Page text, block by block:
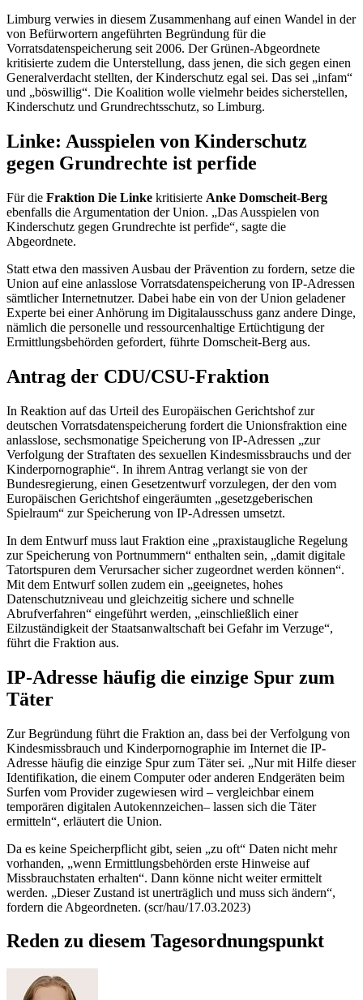
Limburg verwies in diesem Zusammenhang auf einen Wandel in der
von Befürwortern angeführten Begründung für die
Vorratsdatenspeicherung seit 2006. Der Grünen-Abgeordnete
kritisierte zudem die Unterstellung, dass jenen, die sich gegen einen
Generalverdacht stellten, der Kinderschutz egal sei. Das sei „infam“
und „böswillig“. Die Koalition wolle vielmehr beides sicherstellen,
Kinderschutz und Grundrechtsschutz, so Limburg.
Linke: Ausspielen von Kinderschutz
gegen Grundrechte ist perfide
Für die Fraktion Die Linke kritisierte Anke Domscheit-Berg
ebenfalls die Argumentation der Union. „Das Ausspielen von
Kinderschutz gegen Grundrechte ist perfide“, sagte die
Abgeordnete.
Statt etwa den massiven Ausbau der Prävention zu fordern, setze die
Union auf eine anlasslose Vorratsdatenspeicherung von IP-Adressen
sämtlicher Internetnutzer. Dabei habe ein von der Union geladener
Experte bei einer Anhörung im Digitalausschuss ganz andere Dinge,
nämlich die personelle und ressourcenhaltige Ertüchtigung der
Ermittlungsbehörden gefordert, führte Domscheit-Berg aus.
Antrag der CDU/CSU-Fraktion
In Reaktion auf das Urteil des Europäischen Gerichtshof zur
deutschen Vorratsdatenspeicherung fordert die Unionsfraktion eine
anlasslose, sechsmonatige Speicherung von IP-Adressen „zur
Verfolgung der Straftaten des sexuellen Kindesmissbrauchs und der
Kinderpornographie“. In ihrem Antrag verlangt sie von der
Bundesregierung, einen Gesetzentwurf vorzulegen, der den vom
Europäischen Gerichtshof eingeräumten „gesetzgeberischen
Spielraum“ zur Speicherung von IP-Adressen umsetzt.
In dem Entwurf muss laut Fraktion eine „praxistaugliche Regelung
zur Speicherung von Portnummern“ enthalten sein, „damit digitale
Tatortspuren dem Verursacher sicher zugeordnet werden können“.
Mit dem Entwurf sollen zudem ein „geeignetes, hohes
Datenschutzniveau und gleichzeitig sichere und schnelle
Abrufverfahren“ eingeführt werden, „einschließlich einer
Eilzuständigkeit der Staatsanwaltschaft bei Gefahr im Verzuge“,
führt die Fraktion aus.
IP-Adresse häufig die einzige Spur zum
Täter
Zur Begründung führt die Fraktion an, dass bei der Verfolgung von
Kindesmissbrauch und Kinderpornographie im Internet die IP-
Adresse häufig die einzige Spur zum Täter sei. „Nur mit Hilfe dieser
Identifikation, die einem Computeroder anderen Endgeräten beim
Surfen vom Provider zugewiesen wird – vergleichbar einem
temporären digitalen Autokennzeichen– lassen sich die Täter
ermitteln“, erläutert die Union.
Da es keine Speicherpflicht gibt, seien „zu oft“ Daten nicht mehr
vorhanden, „wenn Ermittlungsbehörden erste Hinweise auf
Missbrauchstaten erhalten“. Dann könne nicht weiter ermittelt
werden. „Dieser Zustand ist unerträglich und muss sich ändern“,
fordern die Abgeordneten. (scr/hau/17.03.2023)
Reden zu diesem Tagesordnungspunkt